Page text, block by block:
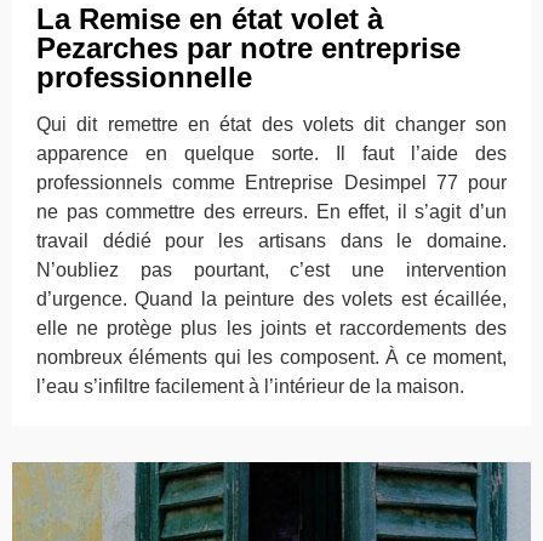
La Remise en état volet à
Pezarches par notre entreprise
professionnelle
Qui dit remettre en état des volets dit changer son
apparence en quelque sorte. Il faut l’aide des
professionnels comme Entreprise Desimpel 77 pour
ne pas commettre des erreurs. En effet, il s’agit d’un
travail dédié pour les artisans dans le domaine.
N’oubliez pas pourtant, c’est une intervention
d’urgence. Quand la peinture des volets est écaillée,
elle ne protège plus les joints et raccordements des
nombreux éléments qui les composent. À ce moment,
l’eau s’infiltre facilement à l’intérieur de la maison.